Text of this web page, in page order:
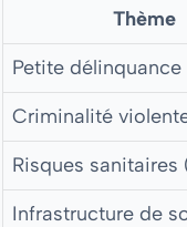
Thème
Petite
Criminalité
Risques sanitaires
Infrastructure de